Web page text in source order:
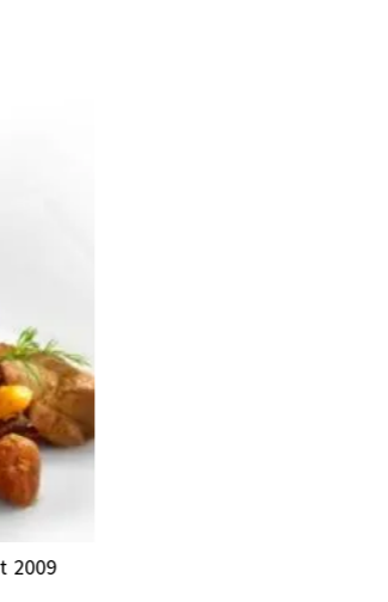
2009